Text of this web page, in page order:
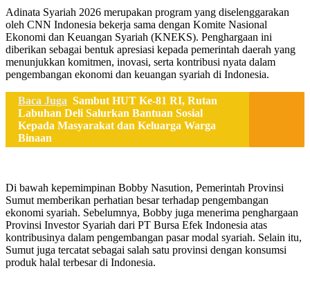
Adinata Syariah 2026 merupakan program yang diselenggarakan
oleh CNN Indonesia bekerja sama dengan Komite Nasional
Ekonomi dan Keuangan Syariah (KNEKS). Penghargaan ini
diberikan sebagai bentuk apresiasi kepada pemerintah daerah yang
menunjukkan komitmen, inovasi, serta kontribusi nyata dalam
pengembangan ekonomi dan keuangan syariah di Indonesia.
Baca Juga Sambut HUT Ke-81 RI, Rutan
Labuhan Deli Salurkan Bantuan Sosial
Kepada Masyarakat dan Keluarga Warga
Binaan
Di bawah kepemimpinan Bobby Nasution, Pemerintah Provinsi
Sumut memberikan perhatian besar terhadap pengembangan
ekonomi syariah. Sebelumnya, Bobby juga menerima penghargaan
Provinsi Investor Syariah dari PT Bursa Efek Indonesia atas
kontribusinya dalam pengembangan pasar modal syariah. Selain itu,
Sumut juga tercatat sebagai salah satu provinsi dengan konsumsi
produk halal terbesar di Indonesia.